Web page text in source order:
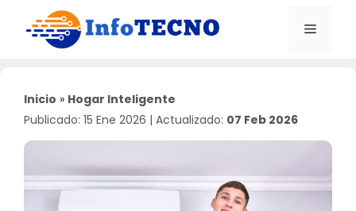
contenido
Menú
Inicio » Hogar Inteligente
Publicado: 15 Ene 2026 | Actualizado: 07 Feb 2026